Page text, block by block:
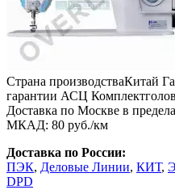
Страна производстваКитай
гарантии АСЦ Комплект
Доставка по Москве в
МКАД: 80 руб./км
Доставка по России:
ПЭК, Деловые Линии, КИТ,
DPD